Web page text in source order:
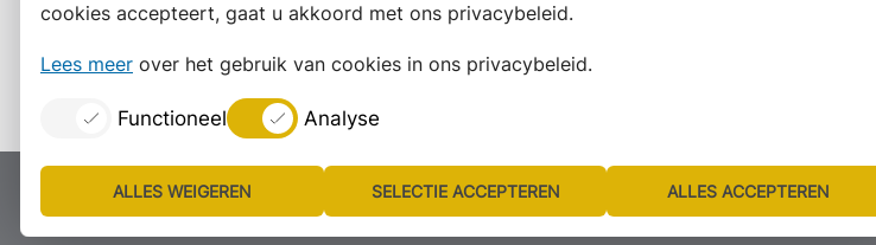
cookies accepteert, gaat u akkoord met ons privacybeleid.
Lees meer over het gebruik van cookies in ons privacybeleid.
Functioneel Analyse
ALLES WEIGEREN SELECTIE ACCEPTEREN ALLES ACCEPTEREN
LijstConsent
en volg ons ook op social media.
Proclaimer Colofon Toegankelijkheid Sitemap Privacyverklaring Servicenormen